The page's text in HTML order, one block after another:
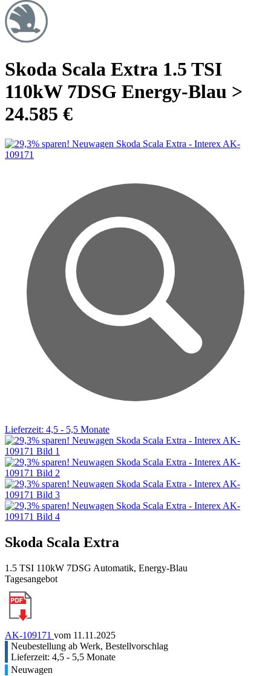
Skoda Scala Extra 1.5 TSI
110kW 7DSG Energy-Blau >
24.585 €
Lieferzeit: 4,5 - 5,5 Monate
Skoda Scala Extra
1.5 TSI 110kW 7DSG Automatik, Energy-Blau
Tagesangebot
AK-109171 vom 11.11.2025
Neubestellung ab Werk, Bestellvorschlag
Lieferzeit: 4,5 - 5,5 Monate
Neuwagen